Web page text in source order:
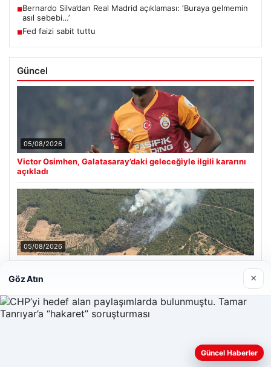
■Bernardo Silva’dan Real Madrid açıklaması: ‘Buraya gelmemin
asıl sebebi…’
■Fed faizi sabit tuttu
Güncel
05/08/2026
Victor Osimhen, Galatasaray’daki geleceğiyle ilgili kararını
açıkladı
05/08/2026
Son Eklenen Firmalar
Web sitemizi nasıl kullandığınızı daha iyi anlayabilmek,
Göz Atın ×
Güncel Haberler